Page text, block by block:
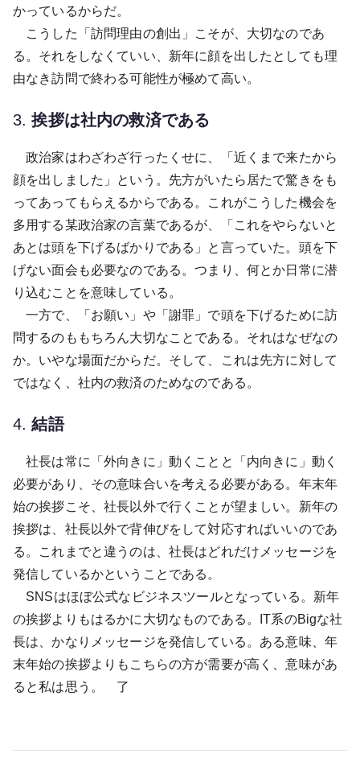
かっているからだ。
こうした「訪問理由の創出」こそが、大切なのであ
る。それをしなくていい、新年に顔を出したとしても理
由なき訪問で終わる可能性が極めて高い。
3.挨拶は社内の救済である
政治家はわざわざ行ったくせに、「近くまで来たから
顔を出しました」という。先方がいたら居たで驚きをも
ってあってもらえるからである。これがこうした機会を
多用する某政治家の言葉であるが、「これをやらないと
あとは頭を下げるばかりである」と言っていた。頭を下
げない面会も必要なのである。つまり、何とか日常に潜
り込むことを意味している。
一方で、「お願い」や「謝罪」で頭を下げるために訪
問するのももちろん大切なことである。それはなぜなの
か。いやな場面だからだ。そして、これは先方に対して
ではなく、社内の救済のためなのである。
4.結語
社長は常に「外向きに」動くことと「内向きに」動く
必要があり、その意味合いを考える必要がある。年末年
始の挨拶こそ、社長以外で行くことが望ましい。新年の
挨拶は、社長以外で背伸びをして対応すればいいのであ
る。これまでと違うのは、社長はどれだけメッセージを
発信しているかということである。
SNSはほぼ公式なビジネスツールとなっている。新年
の挨拶よりもはるかに大切なものである。IT系のBigな社
長は、かなりメッセージを発信している。ある意味、年
末年始の挨拶よりもこちらの方が需要が高く、意味があ
ると私は思う。 了